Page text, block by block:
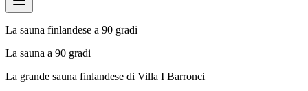
La sauna finlandese a 90 gradi
La sauna a 90 gradi
La grande sauna finlandese di Villa I Barronci